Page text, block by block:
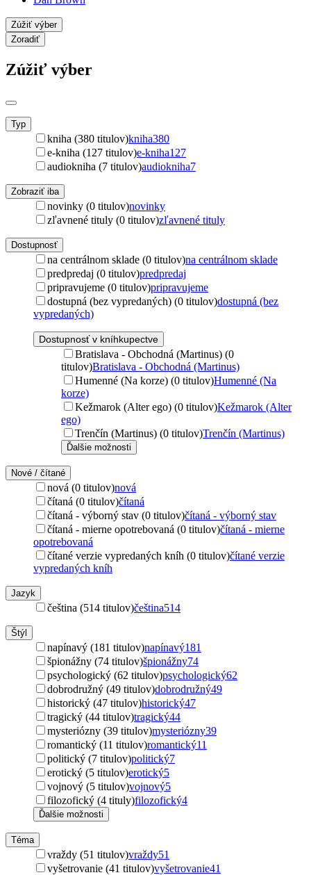
Zúžiť výber
Zoradiť
Zúžiť výber
Typ
kniha (380 titulov)kniha380
e-kniha (127 titulov)e-kniha127
audiokniha (7 titulov)audiokniha7
Zobraziť iba
novinky (0 titulov)novinky
zľavnené tituly (0 titulov)zľavnené tituly
Dostupnosť
na centrálnom sklade (0 titulov)na centrálnom sklade
predpredaj (0 titulov)predpredaj
pripravujeme (0 titulov)pripravujeme
dostupná (bez vypredaných) (0 titulov)dostupná (bez
vypredaných)
Dostupnosť v kníhkupectve
Bratislava - Obchodná (Martinus) (0
titulov)Bratislava - Obchodná (Martinus)
Humenné (Na korze) (0 titulov)Humenné (Na
korze)
Kežmarok (Alter ego) (0 titulov)Kežmarok (Alter
ego)
Trenčín (Martinus) (0 titulov)Trenčín (Martinus)
Ďalšie možnosti
Nové / čítané
nová (0 titulov)nová
čítaná (0 titulov)čítaná
čítaná - výborný stav (0 titulov)čítaná - výborný stav
čítaná - mierne opotrebovaná (0 titulov)čítaná - mierne
opotrebovaná
čítané verzie vypredaných kníh (0 titulov)čítané verzie
vypredaných kníh
Jazyk
čeština (514 titulov)čeština514
Štýl
napínavý (181 titulov)napínavý181
špionážny (74 titulov)špionážny74
psychologický (62 titulov)psychologický62
dobrodružný (49 titulov)dobrodružný49
historický (47 titulov)historický47
tragický (44 titulov)tragický44
mysteriózny (39 titulov)mysteriózny39
romantický (11 titulov)romantický11
politický (7 titulov)politický7
erotický (5 titulov)erotický5
vojnový (5 titulov)vojnový5
filozofický (4 tituly)filozofický4
Ďalšie možnosti
Téma
vraždy (51 titulov)vraždy51
vyšetrovanie (41 titulov)vyšetrovanie41